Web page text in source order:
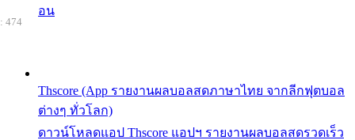
อน
Thscore (App รายงานผลบอลสดภาษาไทย จากลีกฟุตบอล
ต่างๆ ทั่วโลก)
ดาวน์โหลดแอป Thscore แอปฯ รายงานผลบอลสดรวดเร็ว
474